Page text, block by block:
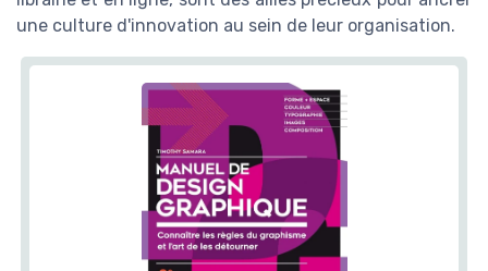
une culture d'innovation au sein de leur organisation.